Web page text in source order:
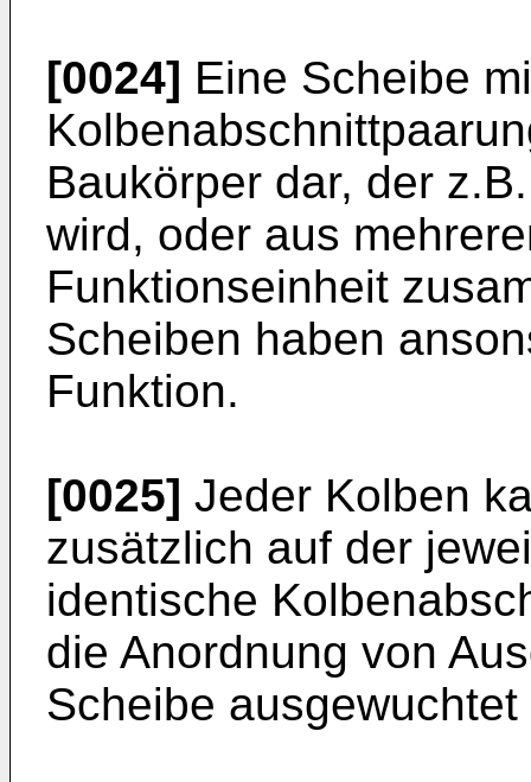
[0024] Eine Scheibe
Baukörper dar, der
wird, oder aus
Funktionseinheit
Scheiben haben
Funktion.
[0025] Jeder Kolben
zusätzlich auf der
identische
die Anordnung von
Scheibe